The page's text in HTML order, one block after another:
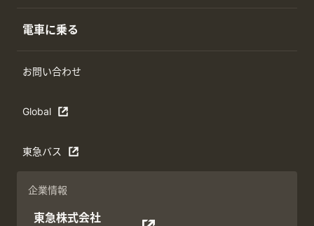
電車に乗る
お問い合わせ
Global
東急バス
企業情報
東急株式会社